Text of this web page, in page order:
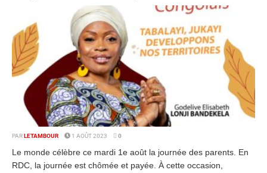
PAR LETAMBOUR 1 AOÛT 2023 0
Le monde célèbre ce mardi 1e août la journée des parents. En
RDC, la journée est chômée et payée. À cette occasion,